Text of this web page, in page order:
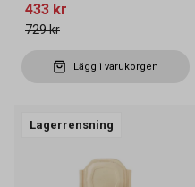
433 kr
729 kr
Lägg i varukorgen
Lagerrensning